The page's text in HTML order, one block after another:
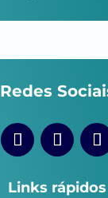
Redes
Links rápidos